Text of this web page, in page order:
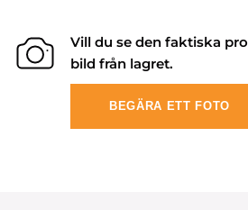
Vill du se den faktiska
bild från lagret.
BEGÄRA ETT FOTO